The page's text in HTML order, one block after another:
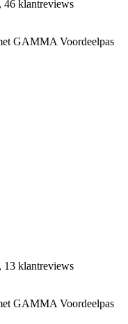
46 klantreviews
GAMMA Voordeelpas
13 klantreviews
GAMMA Voordeelpas